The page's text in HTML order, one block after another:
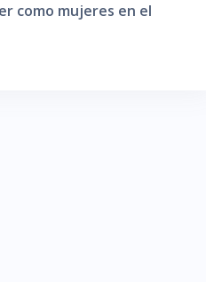
como mujeres en el